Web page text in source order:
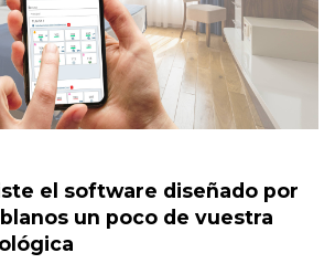
el software diseñado por
un poco de vuestra